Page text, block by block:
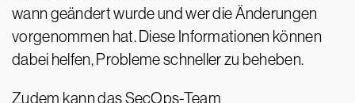
wann geändert wurde und wer die Änderungen
vorgenommen hat. Diese Informationen können
dabei helfen, Probleme schneller zu beheben.
Zudem kann das SecOps-Team